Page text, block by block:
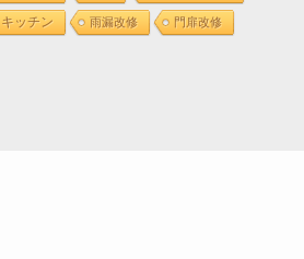
キッチン 雨漏改修 門扉改修